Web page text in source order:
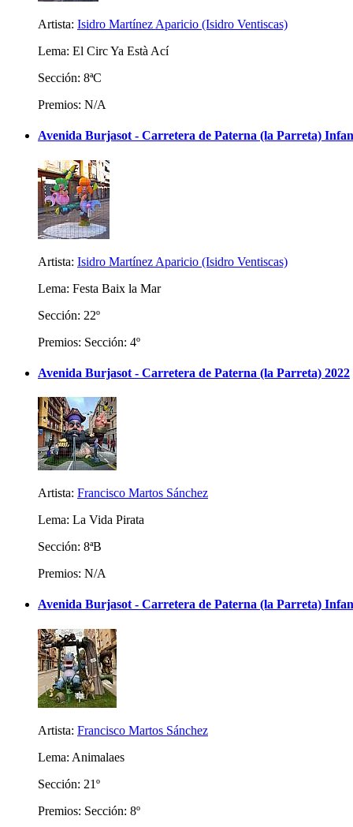
Artista: Isidro Martínez Aparicio (Isidro Ventiscas)
Lema: El Circ Ya Està Ací
Sección: 8ªC
Premios: N/A
Avenida Burjasot - Carretera de Paterna (la Parreta)
Artista: Isidro Martínez Aparicio (Isidro Ventiscas)
Lema: Festa Baix la Mar
Sección: 22º
Premios: Sección: 4º
Avenida Burjasot - Carretera de Paterna (la Parreta) 2022
Artista: Francisco Martos Sánchez
Lema: La Vida Pirata
Sección: 8ªB
Premios: N/A
Avenida Burjasot - Carretera de Paterna (la Parreta)
Artista: Francisco Martos Sánchez
Lema: Animalaes
Sección: 21º
Premios: Sección: 8º